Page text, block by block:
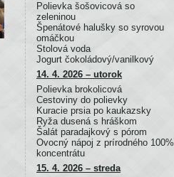
Polievka šošovicová so
zeleninou
Špenátové halušky so syrovou
omáčkou
Stolová voda
Jogurt čokoládový/vanilkový
14. 4. 2026 – utorok
Polievka brokolicová
Cestoviny do polievky
Kuracie prsia po kaukazsky
Ryža dusená s hráškom
Šalát paradajkový s pórom
Ovocný nápoj z prírodného 100%
koncentrátu
15. 4. 2026 – streda